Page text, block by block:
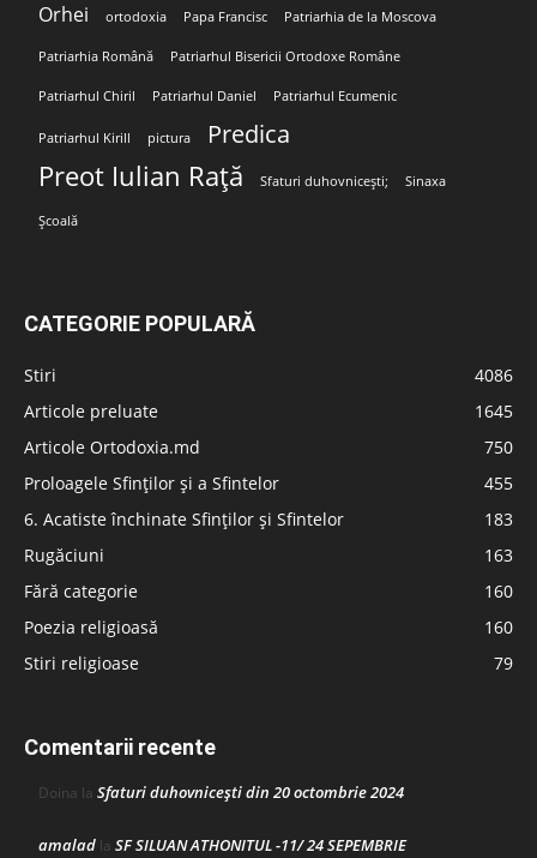
Orhei ortodoxia Papa Francisc Patriarhia de la Moscova
Patriarhia Română Patriarhul Bisericii Ortodoxe Române
Patriarhul Chiril Patriarhul Daniel Patriarhul Ecumenic
Patriarhul Kirill pictura Predica
Preot Iulian Rață Sfaturi duhovnicești; Sinaxa
Școală
CATEGORIE POPULARĂ
Stiri
4086
Articole preluate
1645
Articole Ortodoxia.md
750
Proloagele Sfinților și a Sfintelor
455
6. Acatiste închinate Sfinților și Sfintelor
183
Rugăciuni
163
Fără categorie
160
Poezia religioasă
160
Stiri religioase
79
Comentarii recente
Doina la Sfaturi duhovnicești din 20 octombrie 2024
amalad la SF SILUAN ATHONITUL -11/ 24 SEPEMBRIE